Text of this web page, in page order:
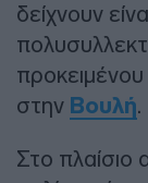
δείχνουν
προκειμένου
στην Βουλή.
Στο πλαίσιο